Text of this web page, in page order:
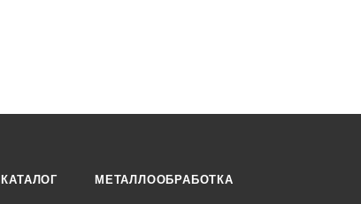
КАТАЛОГ МЕТАЛЛООБРАБОТКА